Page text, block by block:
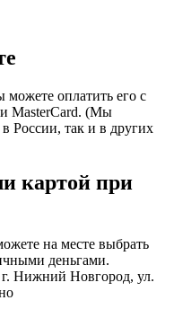
можете оплатить его с
MasterCard. (Мы
России, так и в других
картой при
на месте выбрать
деньгами.
г. Нижний Новгород, ул.